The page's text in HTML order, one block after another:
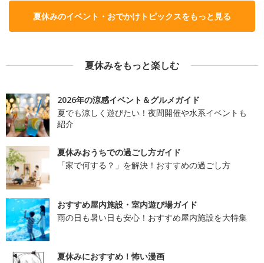
夏休みのイベント・おでかけトピックスをもっと見る
夏休みをもっと楽しむ
2026年の涼感イベント＆グルメガイド
夏でも涼しく遊びたい！夜間開催や水系イベントも
紹介
夏休みおうちでの過ごし方ガイド
「家で何する？」を解決！おすすめの過ごし方
おすすめ屋内施設・室内遊び場ガイド
雨の日も暑い日も安心！おすすめ屋内施設を大特集
夏休みにおすすめ！怖い漫画